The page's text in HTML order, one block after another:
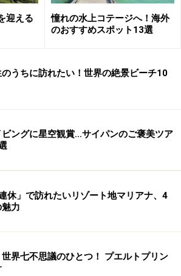
れ、ショッピング、スパ、グルメ、
らゆるお楽しみが満開。大型豪華ホ
トプール付きヴィラまで、旅のスタ
べるのも魅力。内陸のウブドと組み
年、人気。
でびっくり！
迎える
憧れの水上コテージへ！海外
のおすすめスポット13選
うちに訪れたい！世界の絶景ビーチ10
ビングに星空観賞…サイパンのご褒美ツア
連休」で訪れたいリゾート地マリアナ、4
力
界七不思議のひとつ！ プエルトプリン